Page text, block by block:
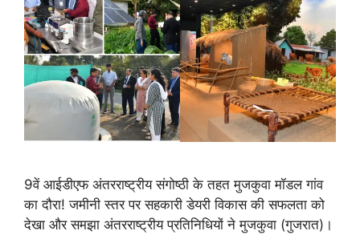
9वें आईडीएफ अंतरराष्ट्रीय संगोष्ठी के तहत मुजकुवा मॉडल गांव
का दौरा! जमीनी स्तर पर सहकारी डेयरी विकास की सफलता को
देखा और समझा अंतरराष्ट्रीय प्रतिनिधियों ने मुजकुवा (गुजरात)।